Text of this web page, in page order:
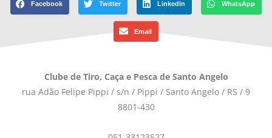
Facebook Twitter LinkedIn WhatsApp
Email
Clube de Tiro, Caça e Pesca de Santo Angelo
rua Adão Felipe Pippi / s/n / Pippi / Santo Angelo / RS / 9
8801-430